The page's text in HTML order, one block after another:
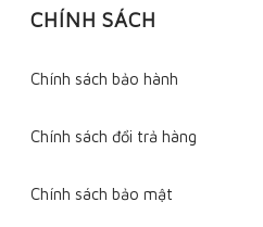
CHÍNH SÁCH
Chính sách bảo hành
Chính sách đổi trả hàng
Chính sách bảo mật